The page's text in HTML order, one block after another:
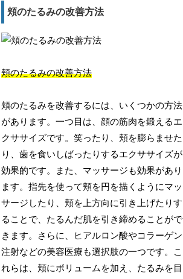
頬のたるみの改善方法
頬のたるみの改善方法
頬のたるみを改善するには、いくつかの方法
があります。一つ目は、顔の筋肉を鍛えるエ
クササイズです。笑ったり、頬を膨らませた
り、歯を食いしばったりするエクササイズが
効果的です。また、マッサージも効果があり
ます。指先を使って頬を円を描くようにマッ
サージしたり、頬を上方向に引き上げたりす
ることで、たるんだ肌を引き締めることがで
きます。さらに、ヒアルロン酸やコラーゲン
注射などの美容医療も選択肢の一つです。こ
れらは、頬にボリュームを加え、たるみを目